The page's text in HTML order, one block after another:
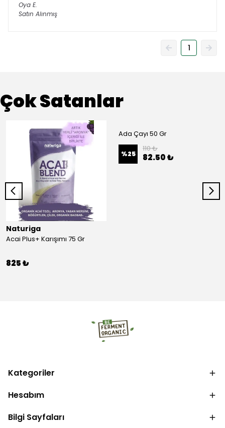
Oya E.
Satın Alınmış
1
Çok Satanlar
Naturiga
Acai Plus+ Karışımı 75 Gr
825 ₺
Ada Çayı 50 Gr
%25
110 ₺
82.50 ₺
Kategoriler
Hesabım
Bilgi Sayfaları